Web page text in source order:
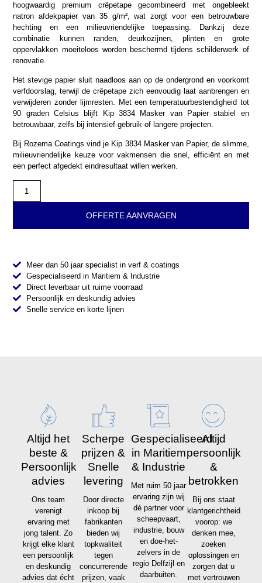
hoogwaardig premium crêpetape gecombineerd met ongebleekt
natron afdekpapier van 35 g/m², wat zorgt voor een betrouwbare
hechting en een milieuvriendelijke toepassing. Dankzij deze
combinatie kunnen randen, deurkozijnen, plinten en grote
oppervlakken moeiteloos worden beschermd tijdens schilderwerk of
renovatie.
Het stevige papier sluit naadloos aan op de ondergrond en voorkomt
verfdoorslag, terwijl de crêpetape zich eenvoudig laat aanbrengen en
verwijderen zonder lijmresten. Met een temperatuurbestendigheid tot
90 graden Celsius blijft Kip 3834 Masker van Papier stabiel en
betrouwbaar, zelfs bij intensief gebruik of langere projecten.
Bij Rozema Coatings vind je Kip 3834 Masker van Papier, de slimme,
milieuvriendelijke keuze voor vakmensen die snel, efficiënt en met
een perfect afgedekt eindresultaat willen werken.
OFFERTE AANVRAGEN
Meer dan 50 jaar specialist in verf & coatings
Gespecialiseerd in Maritiem & Industrie
Direct leverbaar uit ruime voorraad
Persoonlijk en deskundig advies
Snelle service en korte lijnen
Altijd het
beste &
Persoonlijk
advies
Ons team
verenigt
ervaring met
jong talent. Zo
krijgt elke klant
een persoonlijk
en deskundig
advies dat écht
Scherpe
prijzen &
Snelle
levering
Door directe
inkoop bij
fabrikanten
bieden wij
topkwaliteit
tegen
concurrerende
prijzen, vaak
Gespecialiseerd
in Maritiem
& Industrie
Met ruim 50 jaar
ervaring zijn wij
dé partner voor
scheepvaart,
industrie, bouw
en doe-het-
zelvers in de
regio Delfzijl en
daarbuiten.
Altijd
persoonlijk
&
betrokken
Bij ons staat
klantgerichtheid
voorop: we
denken mee,
zoeken
oplossingen en
zorgen dat u
met vertrouwen